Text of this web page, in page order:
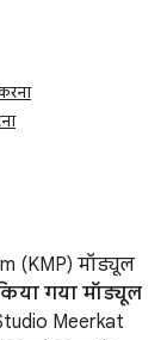
(KMP) मॉड्यूल
गया मॉड्यूल
Meerkat